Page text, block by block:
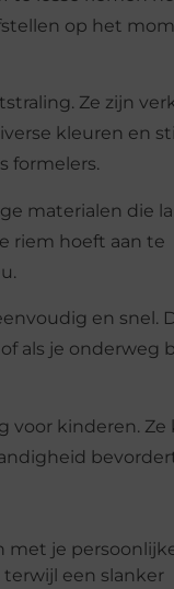
op het
Ze zijn
kleuren en
formelers.
materialen die
riem hoeft aan te
en snel.
als je onderweg
voor kinderen.
met je
terwijl een slanker